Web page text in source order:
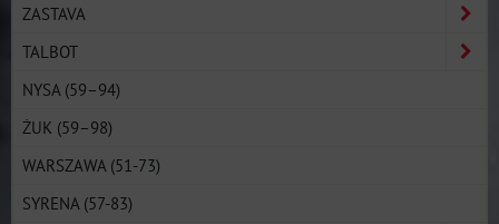
ZASTAVA
TALBOT
NYSA (59–94)
ŻUK (59–98)
WARSZAWA (51-73)
SYRENA (57-83)